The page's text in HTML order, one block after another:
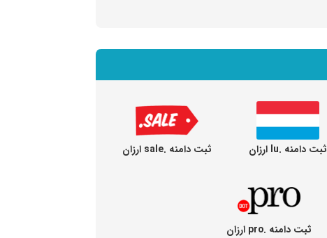
ثبت دامنه .lu ارزان ثبت دامنه .sale ارزان
ثبت دامنه .pro ارزان